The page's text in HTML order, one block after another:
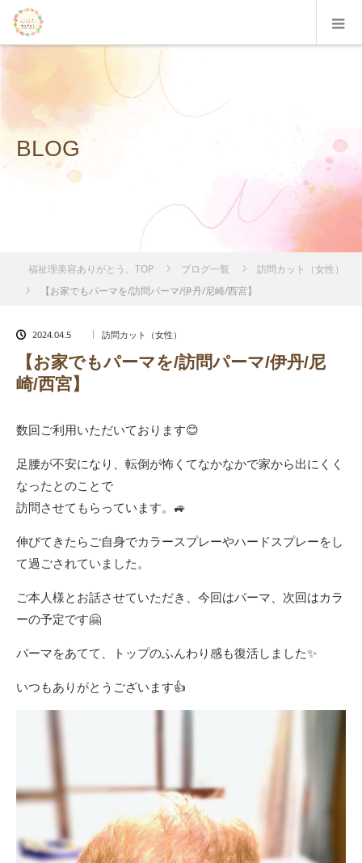
BLOG
福祉理美容ありがとう。TOP ブログ一覧
訪問カット（女性）
【お家でもパーマを/訪問パーマ/伊丹/尼崎/西宮】
2024.04.5 訪問カット（女性）
【お家でもパーマを/訪問パーマ/伊丹/尼
崎/西宮】
数回ご利用いただいております😊
足腰が不安になり、転倒が怖くてなかなかで家から出にくく
なったとのことで
訪問させてもらっています。🚙
伸びてきたらご自身でカラースプレーやハードスプレーをし
て過ごされていました。
ご本人様とお話させていただき、今回はパーマ、次回はカラ
ーの予定です🤗
パーマをあてて、トップのふんわり感も復活しました✨
いつもありがとうございます👍